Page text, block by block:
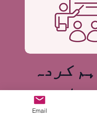
کردہ
Email